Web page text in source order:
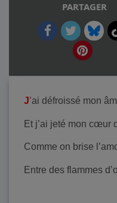
PARTAGER
J’ai défroissé mon
Et j’ai jeté mon cœur
Comme on brise
Entre des flammes